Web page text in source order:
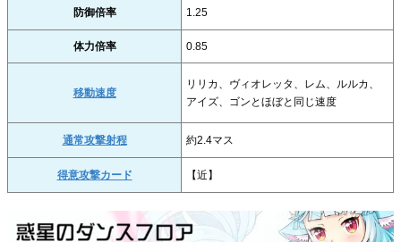
防御倍率 1.25
体力倍率 0.85
移動速度
リリカ、ヴィオレッタ、レム、ルルカ、
アイズ、ゴンとほぼと同じ速度
通常攻撃射程 約2.4マス
得意攻撃カード 【近】